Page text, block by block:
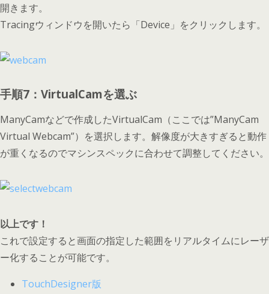
開きます。
Tracingウィンドウを開いたら「Device」をクリックします。
手順7：VirtualCamを選ぶ
ManyCamなどで作成したVirtualCam（ここでは”ManyCam
Virtual Webcam”）を選択します。解像度が大きすぎると動作
が重くなるのでマシンスペックに合わせて調整してください。
以上です！
これで設定すると画面の指定した範囲をリアルタイムにレーザ
ー化することが可能です。
TouchDesigner版